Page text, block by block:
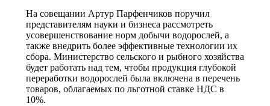
На совещании Артур Парфенчиков поручил
представителям науки и бизнеса рассмотреть
усовершенствование норм добычи водорослей, а
также внедрить более эффективные технологии их
сбора. Министерство сельского и рыбного хозяйства
будет работать над тем, чтобы продукция глубокой
переработки водорослей была включена в перечень
товаров, облагаемых по льготной ставке НДС в
10%.